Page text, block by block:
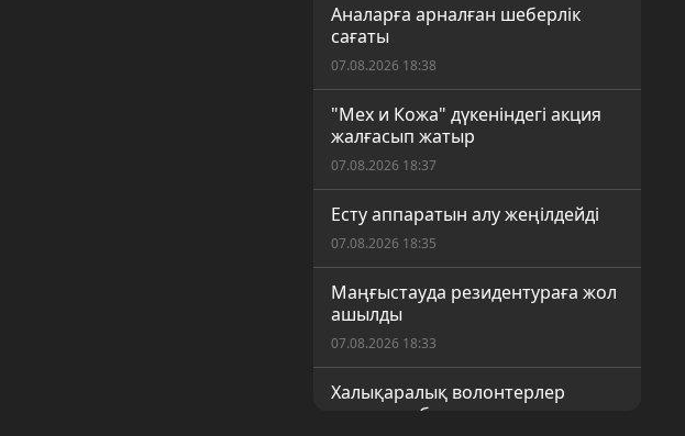
Аналарға арналған шеберлік
сағаты
07.08.2026 18:38
"Мех и Кожа" дүкеніндегі акция
жалғасып жатыр
07.08.2026 18:37
Есту аппаратын алу жеңілдейді
07.08.2026 18:35
Маңғыстауда резидентураға жол
ашылды
07.08.2026 18:33
Халықаралық волонтерлер
апталығы басталды